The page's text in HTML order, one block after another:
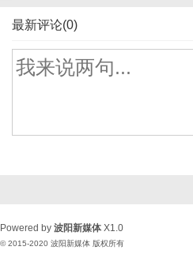
最新评论(0)
Powered by 波阳新媒体 X1.0
© 2015-2020 波阳新媒体 版权所有